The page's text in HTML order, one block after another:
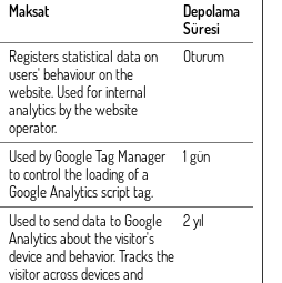
Maksat
Depolama
Süresi
Registers statistical data on
users' behaviour on the
website. Used for internal
analytics by the website
operator.
Oturum
Used by Google Tag Manager
to control the loading of a
Google Analytics script tag.
1 gün
Used to send data to Google
Analytics about the visitor's
device and behavior. Tracks the
visitor across devices and
2 yıl